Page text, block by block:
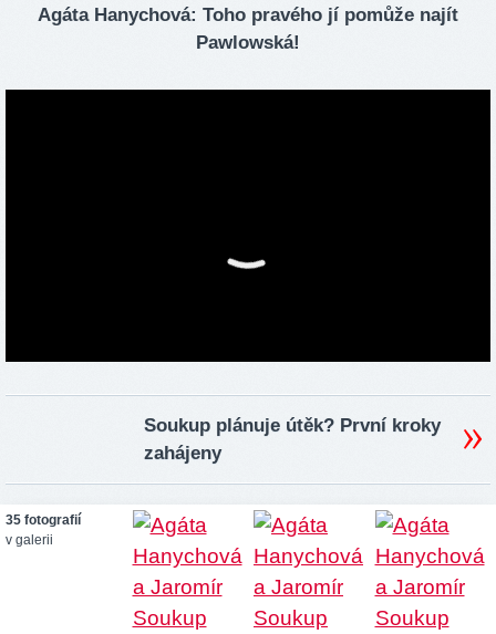
Agáta Hanychová: Toho pravého jí pomůže najít
Pawlowská!
Soukup plánuje útěk? První kroky
zahájeny
35 fotografií
v galerii